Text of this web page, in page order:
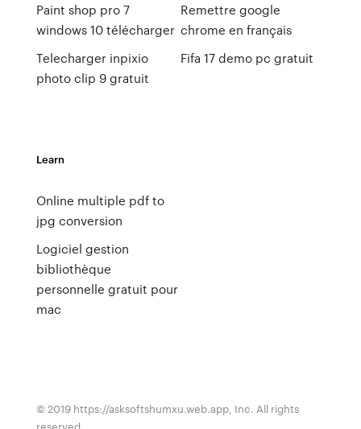
Paint shop pro 7
windows 10 télécharger
Telecharger inpixio
photo clip 9 gratuit
Remettre google
chrome en français
Fifa 17 demo pc gratuit
Learn
Online multiple pdf to
jpg conversion
Logiciel gestion
bibliothèque
personnelle gratuit pour
mac
© 2019 https://asksoftshumxu.web.app, Inc. All rights
reserved.